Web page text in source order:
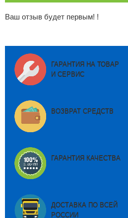
Ваш отзыв будет первым! !
ГАРАНТИЯ НА ТОВАР
И СЕРВИС
ВОЗВРАТ СРЕДСТВ
ГАРАНТИЯ КАЧЕСТВА
ДОСТАВКА ПО ВСЕЙ
РОССИИ